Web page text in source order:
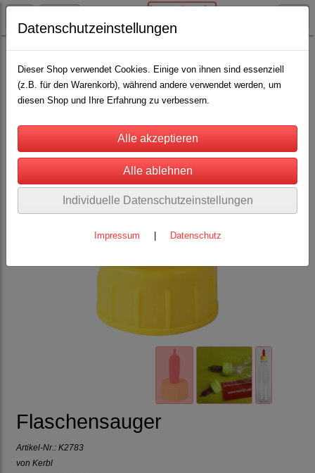
Schäfereibedarf Lämmeraufzucht(35)
Flaschensauger
Artikel-Nr.: K2783
von Kerbl
Datenschutzeinstellungen
Dieser Shop verwendet Cookies. Einige von ihnen sind essenziell
(z.B. für den Warenkorb), während andere verwendet werden, um
diesen Shop und Ihre Erfahrung zu verbessern.
Individuelle Datenschutzeinstellungen
Impressum Datenschutz